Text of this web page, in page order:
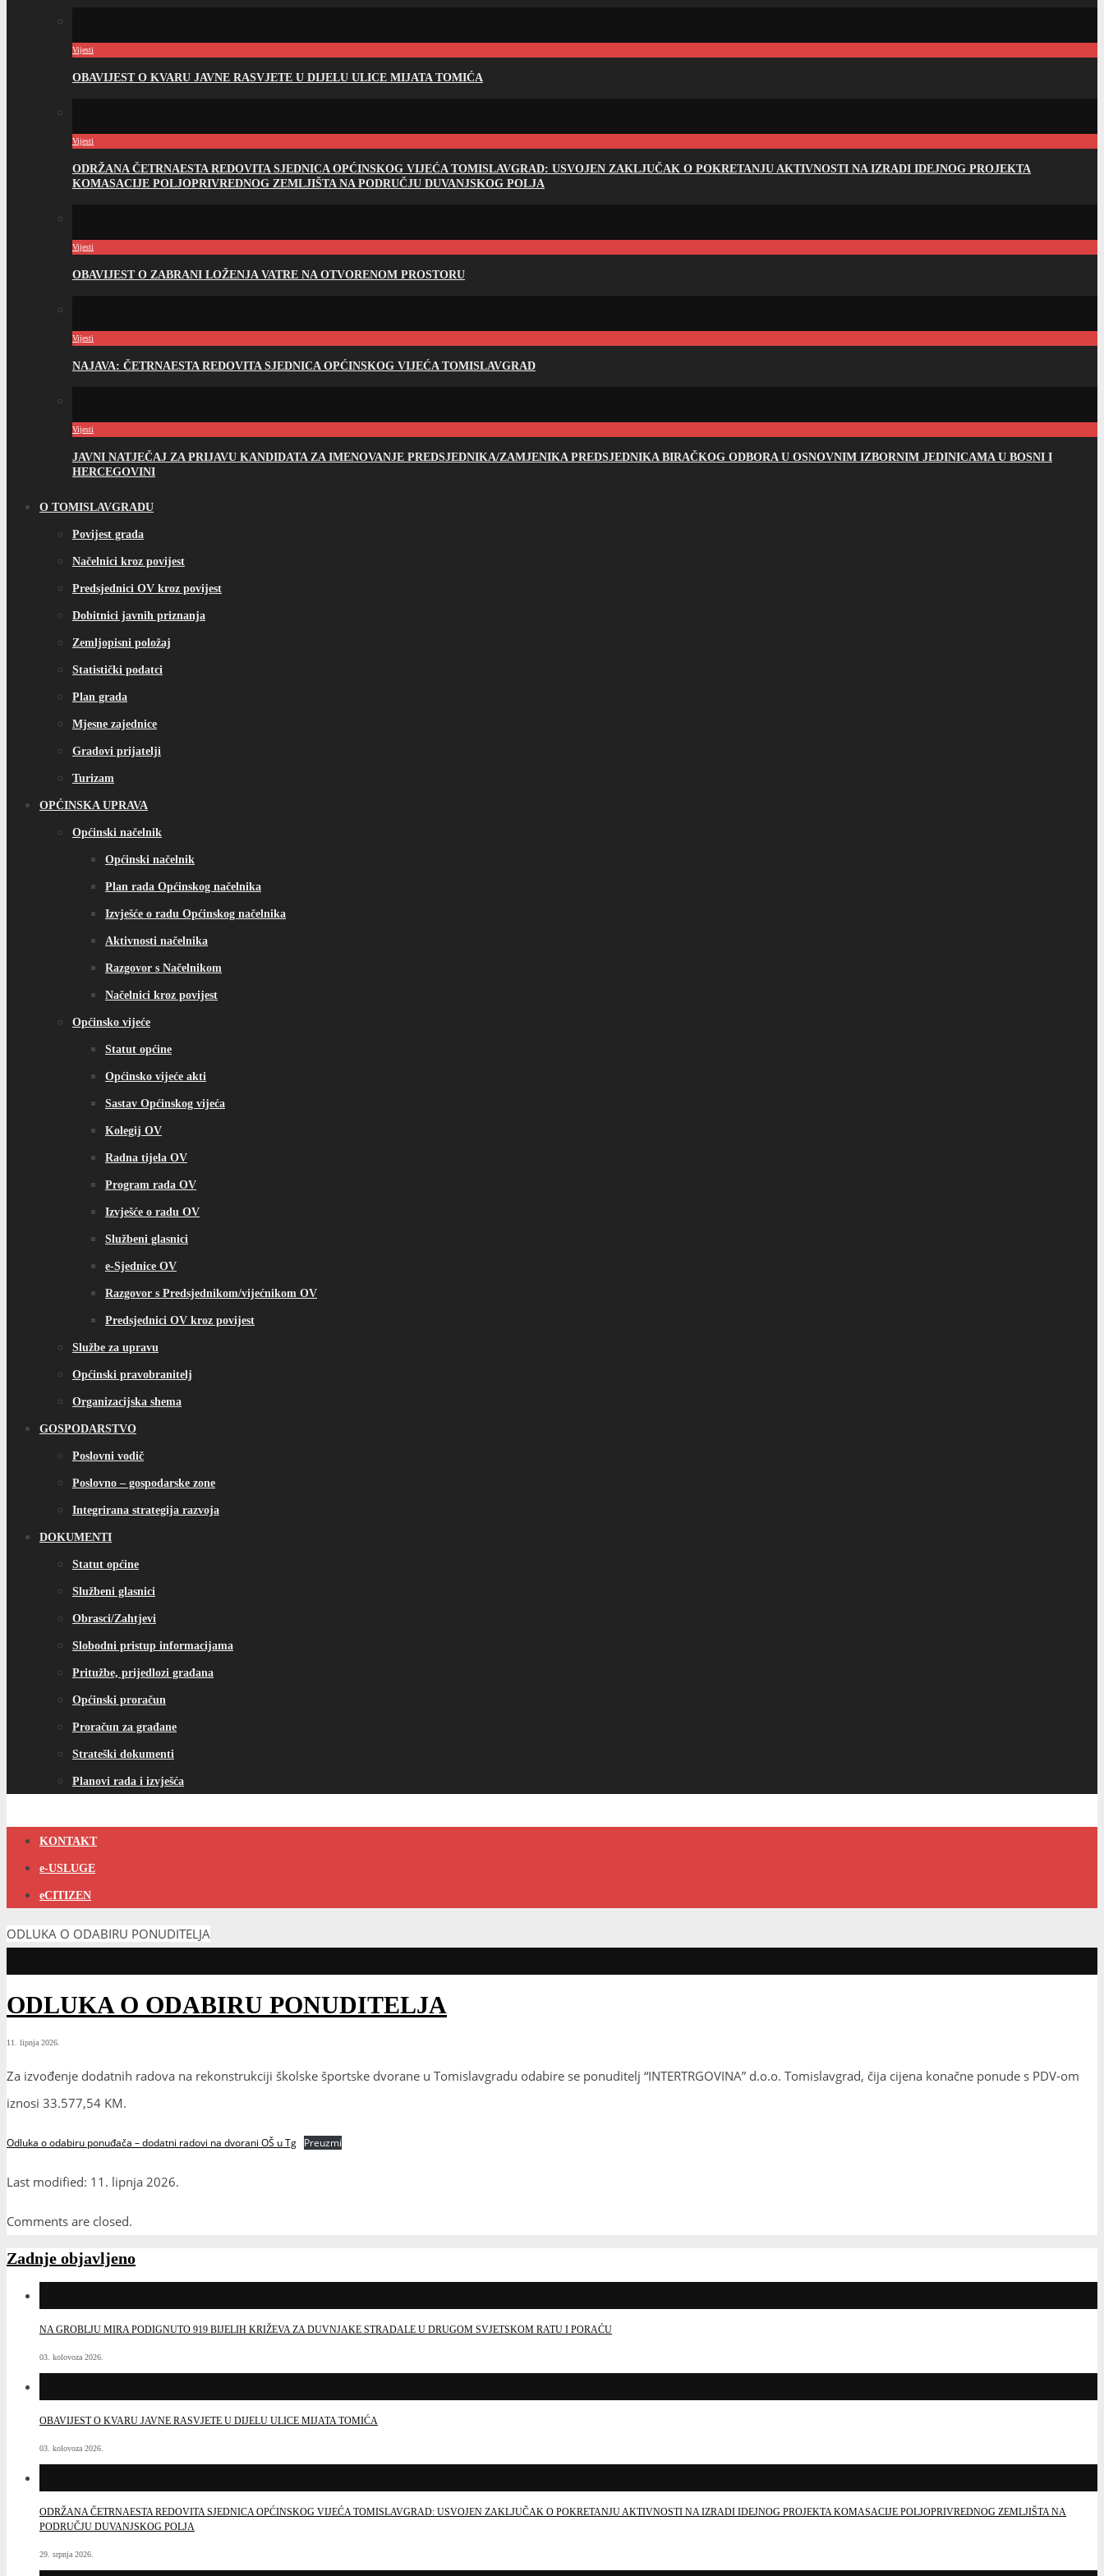
Vijesti
OBAVIJEST O KVARU JAVNE RASVJETE U DIJELU ULICE MIJATA TOMIĆA
Vijesti
ODRŽANA ČETRNAESTA REDOVITA SJEDNICA OPĆINSKOG VIJEĆA TOMISLAVGRAD: USVOJEN ZAKLJUČAK O POKRETANJU AKTIVNOSTI NA IZRADI IDEJNOG PROJEKTA
KOMASACIJE POLJOPRIVREDNOG ZEMLJIŠTA NA PODRUČJU DUVANJSKOG POLJA
Vijesti
OBAVIJEST O ZABRANI LOŽENJA VATRE NA OTVORENOM PROSTORU
Vijesti
NAJAVA: ČETRNAESTA REDOVITA SJEDNICA OPĆINSKOG VIJEĆA TOMISLAVGRAD
Vijesti
JAVNI NATJEČAJ ZA PRIJAVU KANDIDATA ZA IMENOVANJE PREDSJEDNIKA/ZAMJENIKA PREDSJEDNIKA BIRAČKOG ODBORA U OSNOVNIM IZBORNIM JEDINICAMA U BOSNI I
HERCEGOVINI
O TOMISLAVGRADU
Povijest grada
Načelnici kroz povijest
Predsjednici OV kroz povijest
Dobitnici javnih priznanja
Zemljopisni položaj
Statistički podatci
Plan grada
Mjesne zajednice
Gradovi prijatelji
Turizam
OPĆINSKA UPRAVA
Općinski načelnik
Općinski načelnik
Plan rada Općinskog načelnika
Izvješće o radu Općinskog načelnika
Aktivnosti načelnika
Razgovor s Načelnikom
Načelnici kroz povijest
Općinsko vijeće
Statut općine
Općinsko vijeće akti
Sastav Općinskog vijeća
Kolegij OV
Radna tijela OV
Program rada OV
Izvješće o radu OV
Službeni glasnici
e-Sjednice OV
Razgovor s Predsjednikom/vijećnikom OV
Predsjednici OV kroz povijest
Službe za upravu
Općinski pravobranitelj
Organizacijska shema
GOSPODARSTVO
Poslovni vodič
Poslovno – gospodarske zone
Integrirana strategija razvoja
DOKUMENTI
Statut općine
Službeni glasnici
Obrasci/Zahtjevi
Slobodni pristup informacijama
Pritužbe, prijedlozi građana
Općinski proračun
Proračun za građane
Strateški dokumenti
Planovi rada i izvješća
KONTAKT
e-USLUGE
eCITIZEN
ODLUKA O ODABIRU PONUDITELJA
ODLUKA O ODABIRU PONUDITELJA
11. lipnja 2026.
Za izvođenje dodatnih radova na rekonstrukciji školske športske dvorane u Tomislavgradu odabire se ponuditelj “INTERTRGOVINA” d.o.o. Tomislavgrad, čija cijena konačne ponude s PDV-om
iznosi 33.577,54 KM.
Odluka o odabiru ponuđača – dodatni radovi na dvorani OŠ u Tg Preuzmi
Last modified: 11. lipnja 2026.
Comments are closed.
Zadnje objavljeno
NA GROBLJU MIRA PODIGNUTO 919 BIJELIH KRIŽEVA ZA DUVNJAKE STRADALE U DRUGOM SVJETSKOM RATU I PORAĆU
03. kolovoza 2026.
OBAVIJEST O KVARU JAVNE RASVJETE U DIJELU ULICE MIJATA TOMIĆA
03. kolovoza 2026.
ODRŽANA ČETRNAESTA REDOVITA SJEDNICA OPĆINSKOG VIJEĆA TOMISLAVGRAD: USVOJEN ZAKLJUČAK O POKRETANJU AKTIVNOSTI NA IZRADI IDEJNOG PROJEKTA KOMASACIJE POLJOPRIVREDNOG ZEMLJIŠTA NA
PODRUČJU DUVANJSKOG POLJA
29. srpnja 2026.